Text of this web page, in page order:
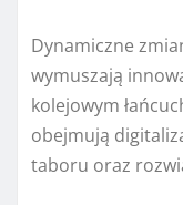
Dynamiczne
wymuszają
kolejowym
obejmują
taboru oraz